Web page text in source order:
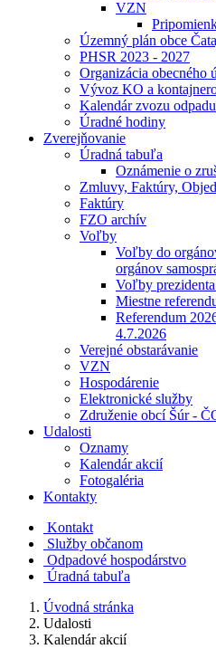
VZN
Územný plán obce
PHSR 2023 - 2027
Organizácia obecného
Vývoz KO a
Kalendár zvozu odpadu
Úradné hodiny
Zverejňovanie
Úradná tabuľa
Oznámenie o
Zmluvy, Faktúry,
Faktúry
FZO archív
Voľby
Voľby do
orgánov
Voľby
Miestne
Referendum
4.7.2026
Verejné obstarávanie
VZN
Hospodárenie
Elektronické služby
Združenie obcí Šúr -
Udalosti
Oznamy
Kalendár akcií
Fotogaléria
Kontakty
Kontakt
Služby občanom
Odpadové hospodárstvo
Úradná tabuľa
Úvodná stránka
Udalosti
Kalendár akcií